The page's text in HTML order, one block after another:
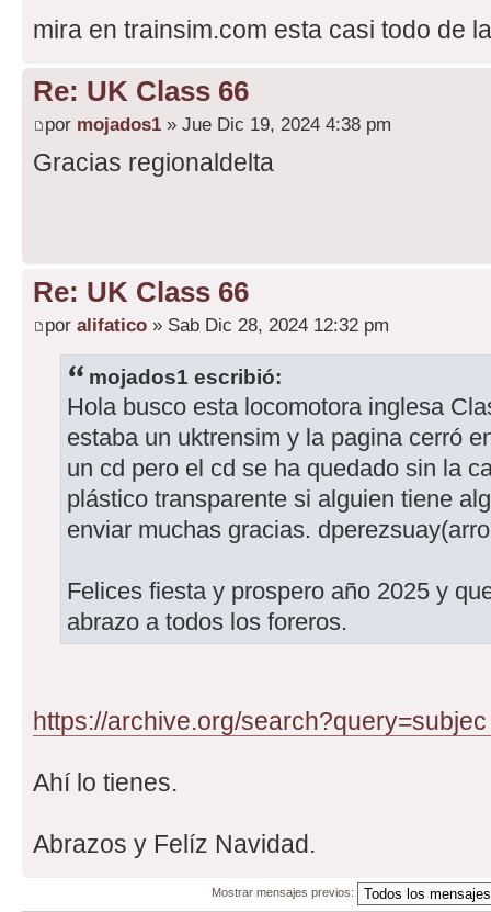
mira en trainsim.com esta casi todo de
Re: UK Class 66
por mojados1 » Jue Dic 19, 2024 4:38 pm
Gracias regionaldelta
Re: UK Class 66
por alifatico » Sab Dic 28, 2024 12:32 pm
mojados1 escribió:
Hola busco esta locomotora inglesa
estaba un uktrensim y la pagina cerró
un cd pero el cd se ha quedado sin la
plástico transparente si alguien tiene
enviar muchas gracias.
Felices fiesta y prospero año 2025 y
abrazo a todos los foreros.
https://archive.org/
Ahí lo tienes.
Abrazos y Felíz Navidad.
Mostrar mensajes previos: